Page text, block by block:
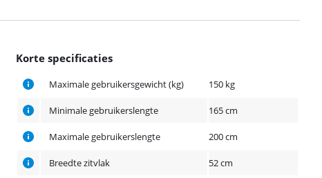
Korte specificaties
Maximale gebruikersgewicht (kg) 150 kg
Minimale gebruikerslengte 165 cm
Maximale gebruikerslengte 200 cm
Breedte zitvlak 52 cm